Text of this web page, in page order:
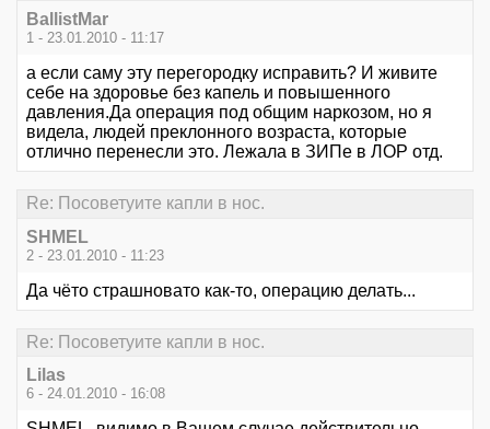
BallistMar
1 - 23.01.2010 - 11:17
а если саму эту перегородку исправить? И живите
себе на здоровье без капель и повышенного
давления.Да операция под общим наркозом, но я
видела, людей преклонного возраста, которые
отлично перенесли это. Лежала в ЗИПе в ЛОР отд.
Re: Посоветуите капли в нос.
SHMEL
2 - 23.01.2010 - 11:23
Да чёто страшновато как-то, операцию делать...
Re: Посоветуите капли в нос.
Lilas
6 - 24.01.2010 - 16:08